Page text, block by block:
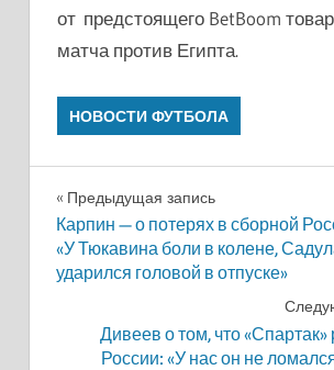
от предстоящего BetBoom
матча против Египта.
НОВОСТИ ФУТБОЛА
Навигация
по
записям
Предыдущая запись
Карпин — о потерях в сборной
«У Тюкавина боли в колене,
ударился головой в отпуске»
Дивеев о том, что «Спартак»
России: «У нас он не